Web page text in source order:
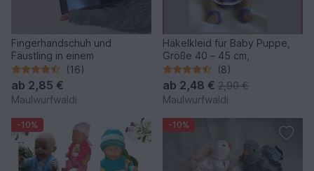
Fingerhandschuh und
Fäustling in einem
(16)
ab 2,85 €
Maulwurfwaldi
Häkelkleid für Baby Puppe,
Größe 40 – 45 cm,
(8)
ab 2,48 € 2,90 €
Maulwurfwaldi
-10% -10%